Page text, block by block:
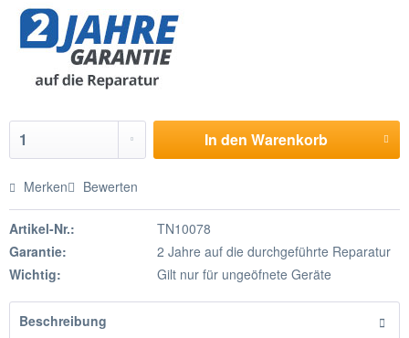
In den Warenkorb
Merken Bewerten
Artikel-Nr.:
TN10078
Garantie:
2 Jahre auf die durchgeführte Reparatur
Wichtig:
Gilt nur für ungeöfnete Geräte
Beschreibung